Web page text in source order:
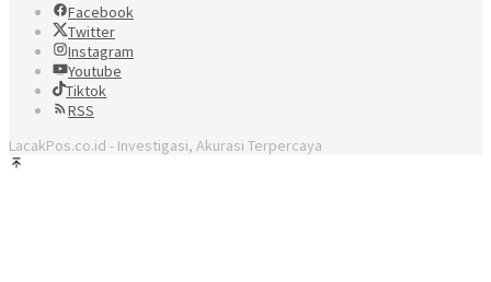
Facebook
Twitter
Instagram
Youtube
Tiktok
RSS
LacakPos.co.id - Investigasi, Akurasi Terpercaya